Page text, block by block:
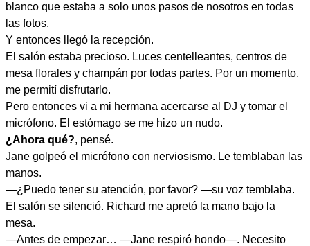
blanco que estaba a solo unos pasos de nosotros en todas
las fotos.
Y entonces llegó la recepción.
El salón estaba precioso. Luces centelleantes, centros de
mesa florales y champán por todas partes. Por un momento,
me permití disfrutarlo.
Pero entonces vi a mi hermana acercarse al DJ y tomar el
micrófono. El estómago se me hizo un nudo.
¿Ahora qué?, pensé.
Jane golpeó el micrófono con nerviosismo. Le temblaban las
manos.
—¿Puedo tener su atención, por favor? —su voz temblaba.
El salón se silenció. Richard me apretó la mano bajo la
mesa.
—Antes de empezar… —Jane respiró hondo—. Necesito